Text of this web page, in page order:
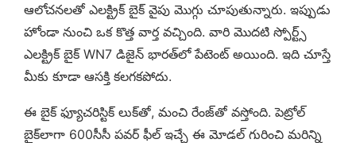
ఆలోచనలతో ఎలక్ట్రిక్ బైక్ వైపు మొగ్గు చూపుతున్నారు. ఇప్పుడు
హోండా నుంచి ఒక కొత్త వార్త వచ్చింది. వారి మొదటి స్పోర్ట్స్
ఎలక్ట్రిక్ బైక్ WN7 డిజైన్ భారత్‌లో పేటెంట్ అయింది. ఇది చూస్తే
మీకు కూడా ఆసక్తి కలగకపోదు.
ఈ బైక్ ఫ్యూచరిస్టిక్ లుక్‌తో, మంచి రేంజ్‌తో వస్తోంది. పెట్రోల్
బైక్‌లాగా 600సీసీ పవర్ ఫీల్ ఇచ్చే ఈ మోడల్ గురించి మరిన్ని